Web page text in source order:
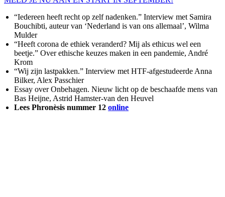
“Iedereen heeft recht op zelf nadenken.” Interview met Samira
Bouchibti, auteur van ‘Nederland is van ons allemaal’, Wilma
Mulder
“Heeft corona de ethiek veranderd? Mij als ethicus wel een
beetje.” Over ethische keuzes maken in een pandemie, André
Krom
“Wij zijn lastpakken.” Interview met HTF-afgestudeerde Anna
Bilker, Alex Passchier
Essay over Onbehagen. Nieuw licht op de beschaafde mens van
Bas Heijne, Astrid Hamster-van den Heuvel
Lees Phronèsis nummer 12 online